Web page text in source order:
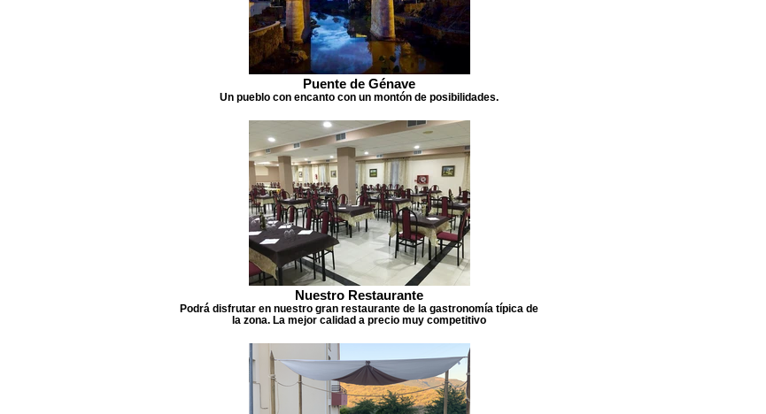
Puente de Génave
Un pueblo con encanto con un montón de posibilidades.
Nuestro Restaurante
Podrá disfrutar en nuestro gran restaurante de la gastronomía típica de
la zona. La mejor calidad a precio muy competitivo